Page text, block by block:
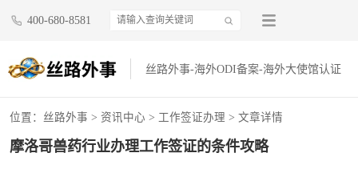
400-680-8581
丝路外事-海外ODI备案-海外大使馆认证
位置： 丝路外事 > 资讯中心 > 工作签证办理 > 文章详情
摩洛哥兽药行业办理工作签证的条件攻略